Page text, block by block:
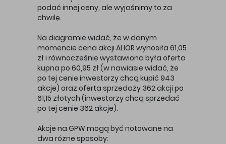
podać innej ceny, ale wyjaśnimy to za
chwilę.
Na diagramie widać, że w danym
momencie cena akcji ALIOR wynosiła 61,05
zł i równocześnie wystawiona była oferta
kupna po 60,95 zł (w nawiasie widać, że
po tej cenie inwestorzy chcą kupić 943
akcje) oraz oferta sprzedaży 362 akcji po
61,15 złotych (inwestorzy chcą sprzedać
po tej cenie 362 akcje).
Akcje na GPW mogą być notowane na
dwa różne sposoby: